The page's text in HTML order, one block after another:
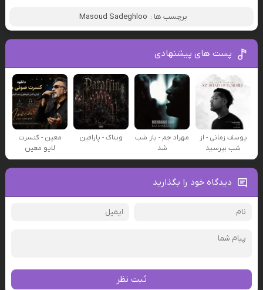
برچسب ها : Masoud Sadeghloo
پست های پیشنهادی
یوسف زمانی - از
شب بپرسید
مهراد جم - باز شب
شد
ویناک - پارافین
معین - کنسرت
لایو معین
دیدگاه خود را بگذارید
ثبت نظر